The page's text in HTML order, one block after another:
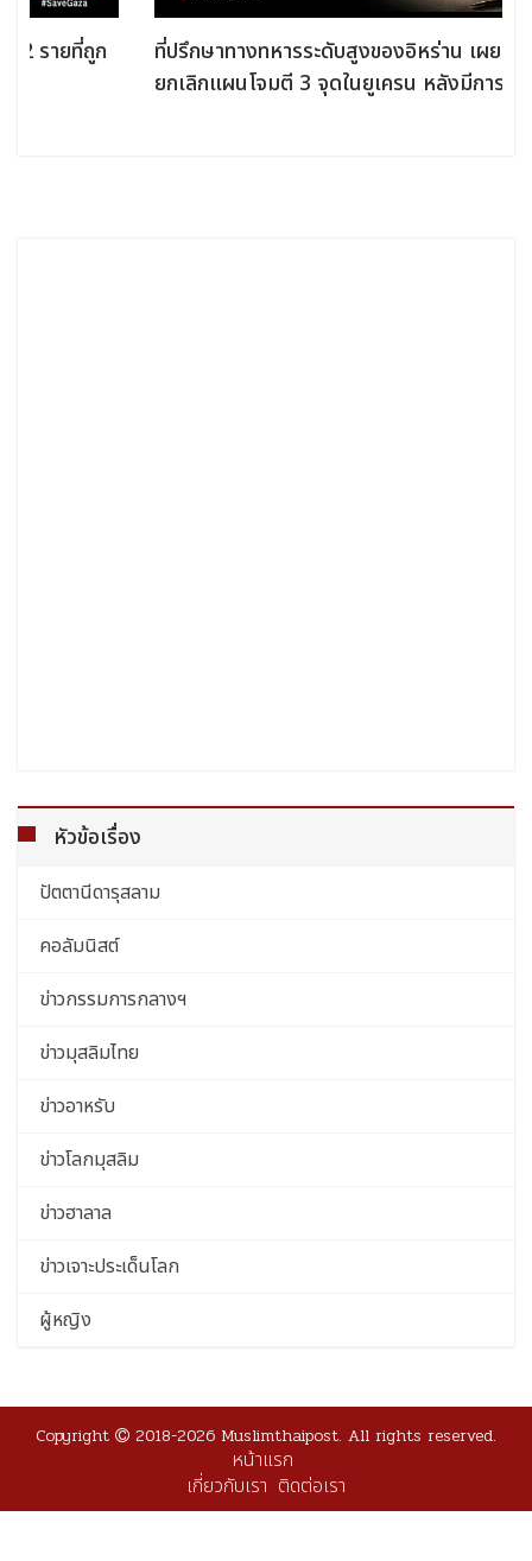
ที่ปรึกษาทางทหารระดับสูงของอิหร่าน เผย อิหร่าน
ยกเลิกแผนโจมตี 3 จุดในยูเครน หลังมีการ "ขอโทษ"
หัวข้อเรื่อง
ปัตตานีดารุสลาม
คอลัมนิสต์
ข่าวกรรมการกลางฯ
ข่าวมุสลิมไทย
ข่าวอาหรับ
ข่าวโลกมุสลิม
ข่าวฮาลาล
ข่าวเจาะประเด็นโลก
ผู้หญิง